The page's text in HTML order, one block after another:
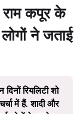
राम कपूर के
ने जताई
रियलिटी शो
में हैं. शादी और